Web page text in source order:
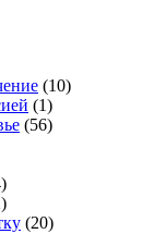
(10)
(1)
(56)
(20)